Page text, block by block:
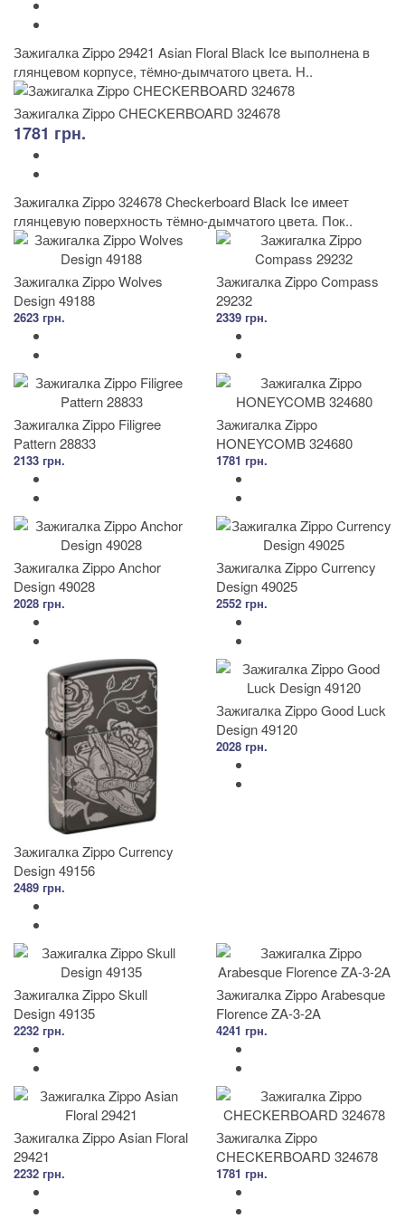
Зажигалка Zippo 29421 Asian Floral Black Ice выполнена в
глянцевом корпусе, тёмно-дымчатого цвета. Н..
Зажигалка Zippo CHECKERBOARD 324678
1781 грн.
Зажигалка Zippo 324678 Checkerboard Black Ice имеет
глянцевую поверхность тёмно-дымчатого цвета. Пок..
Зажигалка Zippo Wolves
Design 49188
2623 грн.
Зажигалка Zippo Compass
29232
2339 грн.
Зажигалка Zippo Filigree
Pattern 28833
2133 грн.
Зажигалка Zippo
HONEYCOMB 324680
1781 грн.
Зажигалка Zippo Anchor
Design 49028
2028 грн.
Зажигалка Zippo Currency
Design 49025
2552 грн.
Зажигалка Zippo Currency
Design 49156
2489 грн.
Зажигалка Zippo Good Luck
Design 49120
2028 грн.
Зажигалка Zippo Skull
Design 49135
2232 грн.
Зажигалка Zippo Arabesque
Florence ZA-3-2A
4241 грн.
Зажигалка Zippo Asian Floral
29421
2232 грн.
Зажигалка Zippo
CHECKERBOARD 324678
1781 грн.